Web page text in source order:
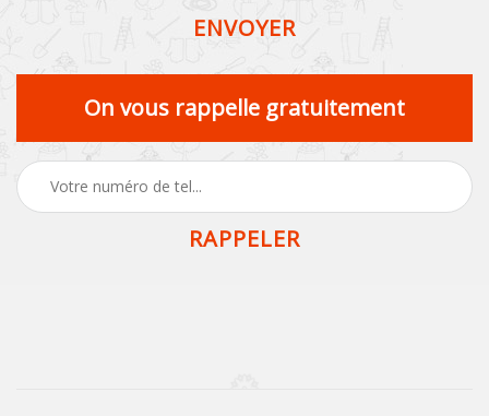
On vous rappelle gratuitement